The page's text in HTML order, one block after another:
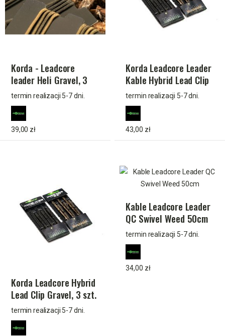
Korda - Leadcore
leader Heli Gravel, 3
per pack
termin realizacji 5-7 dni.
39,00 zł
Korda Leadcore Leader
Kable Hybrid Lead Clip
– Weed/Silt (3 szt.)
termin realizacji 5-7 dni.
43,00 zł
Korda Leadcore Hybrid
Lead Clip Gravel, 3 szt.
termin realizacji 5-7 dni.
Kable Leadcore Leader
QC Swivel Weed 50cm
termin realizacji 5-7 dni.
34,00 zł